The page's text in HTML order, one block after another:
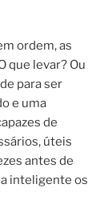
ordem, as
que levar? Ou
para ser
e uma
de
úteis
antes de
inteligente os